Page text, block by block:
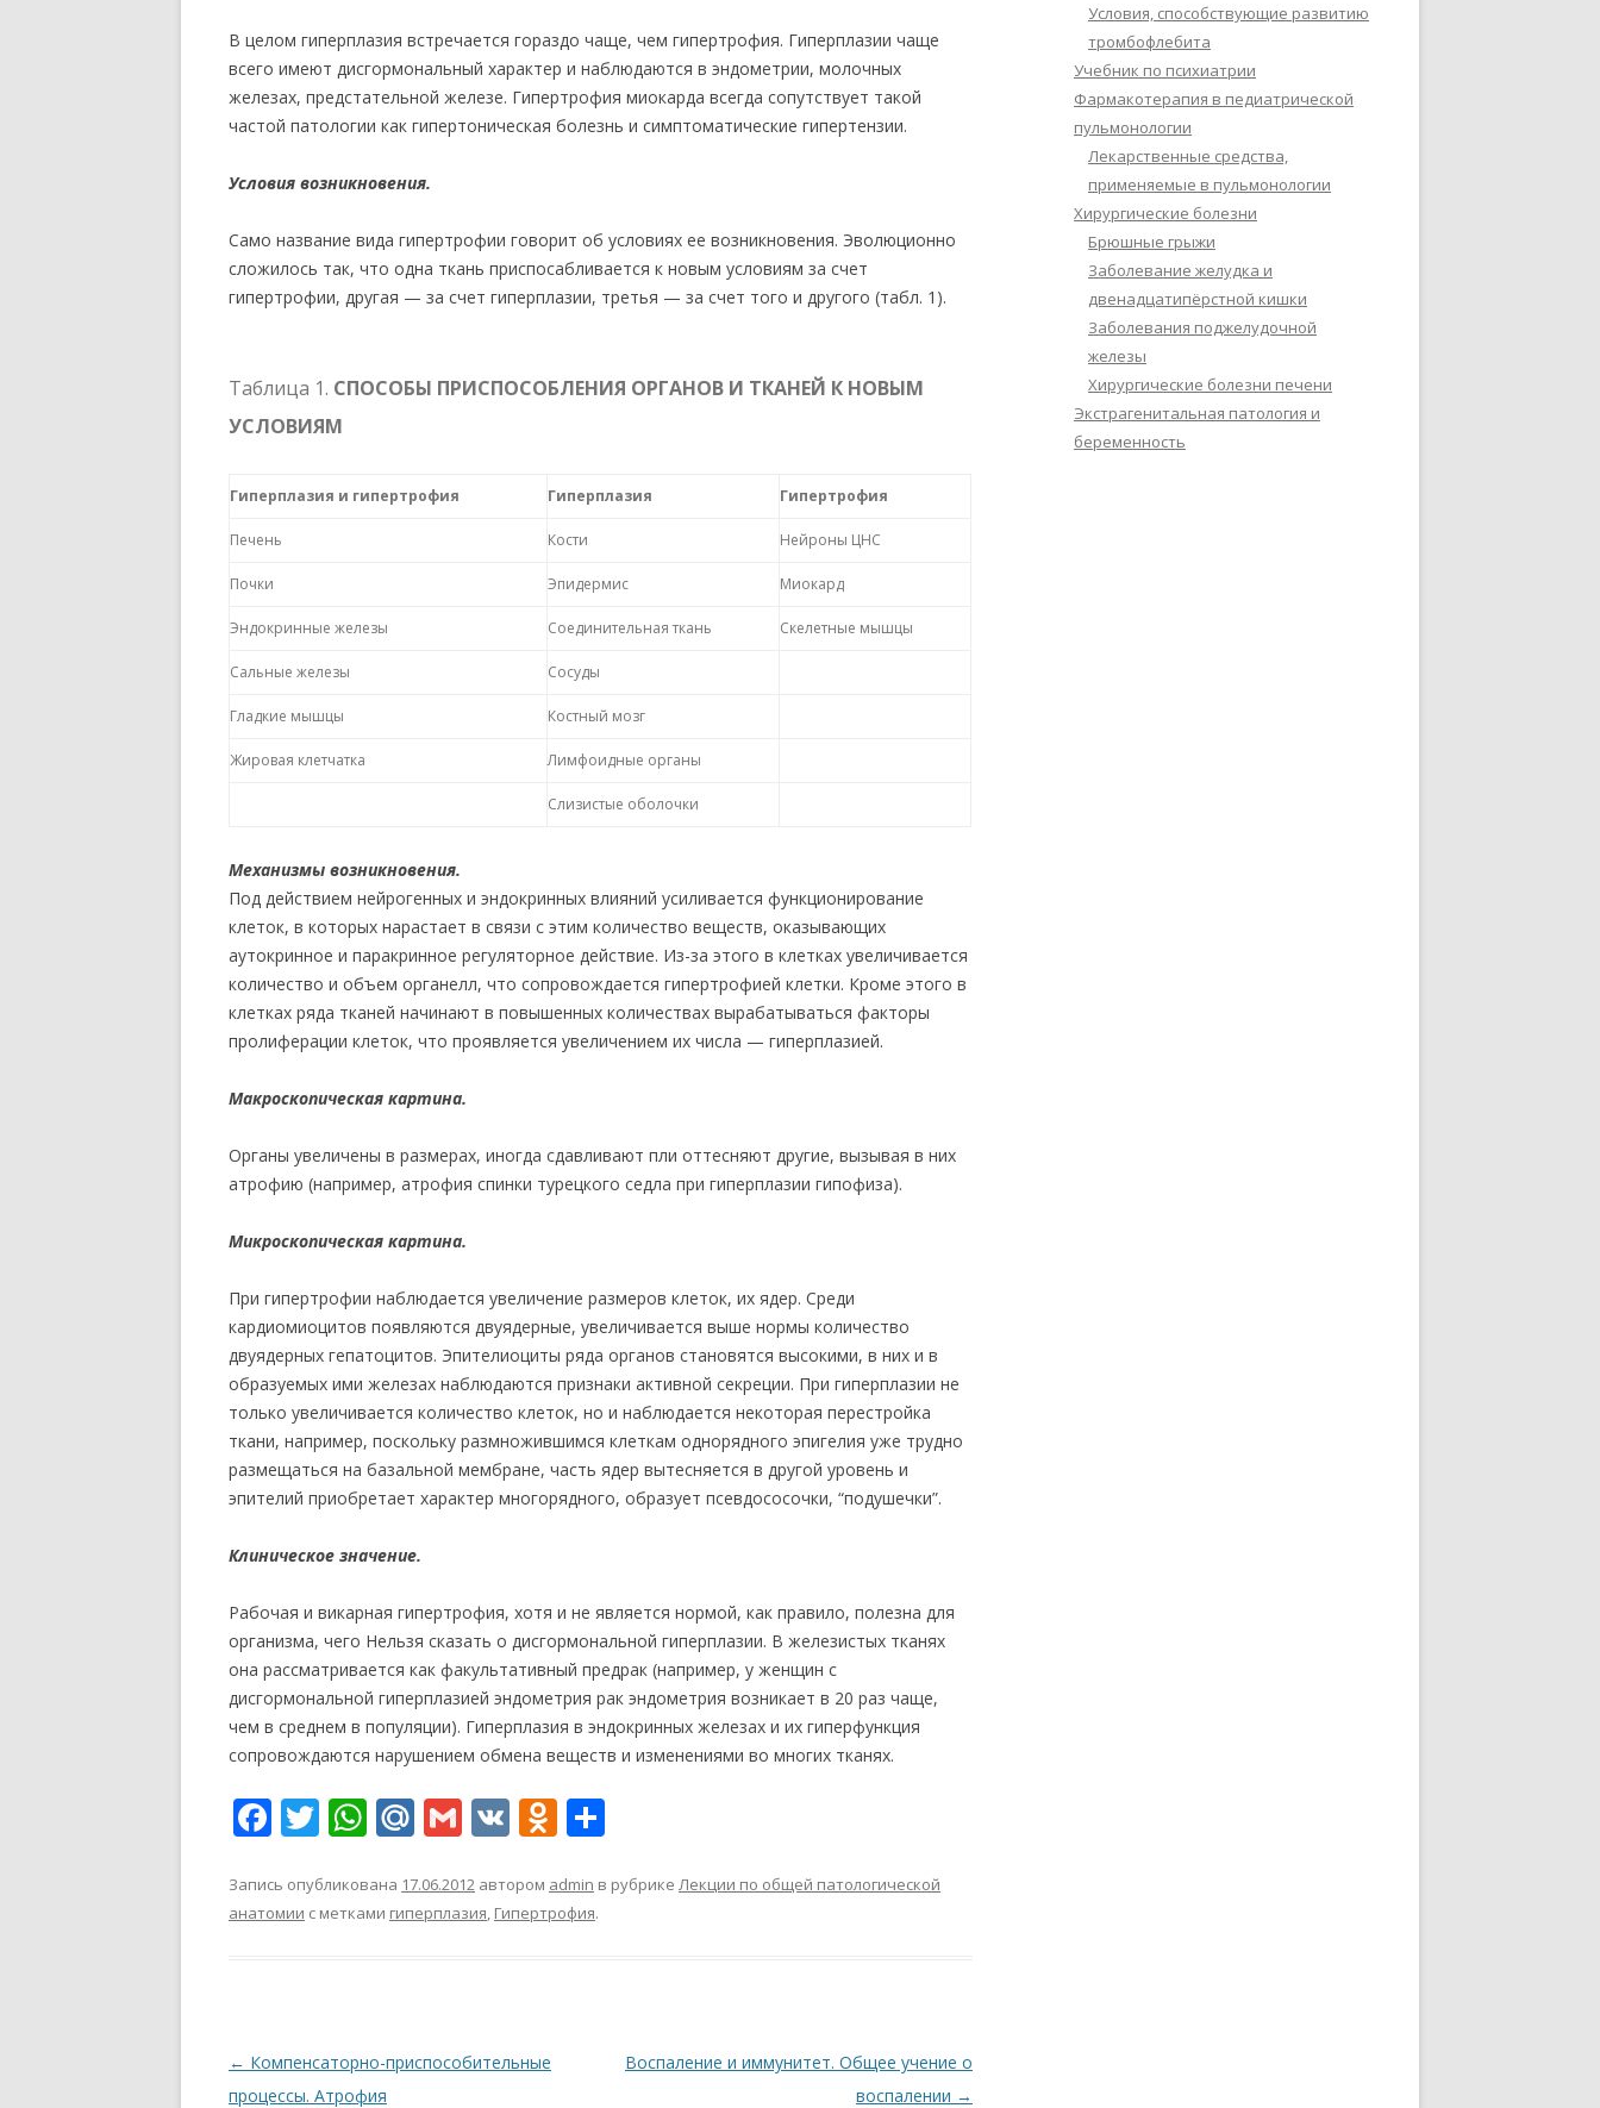
В целом гиперплазия встречается гораздо чаще, чем гипертрофия. Гиперплазии чаще
всего имеют дисгормональный характер и наблюдаются в эндометрии, молочных
железах, предстательной железе. Гипертрофия миокарда всегда сопутствует такой
частой патологии как гипертоническая болезнь и симптоматические гипертензии.
Условия возникновения.
Само название вида гипертрофии говорит об условиях ее возникновения. Эволюционно
сложилось так, что одна ткань приспосабливается к новым условиям за счет
гипертрофии, другая — за счет гиперплазии, третья — за счет того и другого (табл. 1).
Гиперплазия и гипертрофия Гиперплазия Гипертрофия
Таблица 1. СПОСОБЫ ПРИСПОСОБЛЕНИЯ ОРГАНОВ И ТКАНЕЙ К НОВЫМ
УСЛОВИЯМ
Печень Кости Нейроны ЦНС
Почки Эпидермис Миокард
Эндокринные железы Соединительная ткань Скелетные мышцы
Сальные железы Сосуды
Гладкие мышцы Костный мозг
Жировая клетчатка Лимфоидные органы
Слизистые оболочки
Механизмы возникновения.
Под действием нейрогенных и эндокринных влияний усиливается функционирование
клеток, в которых нарастает в связи с этим количество веществ, оказывающих
аутокринное и паракринное регуляторное действие. Из-за этого в клетках увеличивается
количество и объем органелл, что сопровождается гипертрофией клетки. Кроме этого в
клетках ряда тканей начинают в повышенных количествах вырабатываться факторы
пролиферации клеток, что проявляется увеличением их числа — гиперплазией.
Макроскопическая картина.
Органы увеличены в размерах, иногда сдавливают пли оттесняют другие, вызывая в них
атрофию (например, атрофия спинки турецкого седла при гиперплазии гипофиза).
Микроскопическая картина.
При гипертрофии наблюдается увеличение размеров клеток, их ядер. Среди
кардиомиоцитов появляются двуядерные, увеличивается выше нормы количество
двуядерных гепатоцитов. Эпителиоциты ряда органов становятся высокими, в них и в
образуемых ими железах наблюдаются признаки активной секреции. При гиперплазии не
только увеличивается количество клеток, но и наблюдается некоторая перестройка
ткани, например, поскольку размножившимся клеткам однорядного эпигелия уже трудно
размещаться на базальной мембране, часть ядер вытесняется в другой уровень и
эпителий приобретает характер многорядного, образует псевдососочки, “подушечки”.
Клиническое значение.
Рабочая и викарная гипертрофия, хотя и не является нормой, как правило, полезна для
организма, чего Нельзя сказать о дисгормональной гиперплазии. В железистых тканях
она рассматривается как факультативный предрак (например, у женщин с
дисгормональной гиперплазией эндометрия рак эндометрия возникает в 20 раз чаще,
чем в среднем в популяции). Гиперплазия в эндокринных железах и их гиперфункция
сопровождаются нарушением обмена веществ и изменениями во многих тканях.
F
e
b
k
T
itt
er
W
at
s
p
M
l.
R
G
ai
l
V O
n
o
п
и
Запись опубликована 17.06.2012 автором admin в рубрике Лекции по общей патологической
анатомии с метками гиперплазия, Гипертрофия.
Навигация
по
← Компенсаторно-приспособительные
процессы. Атрофия
Воспаление и иммунитет. Общее учение о
воспалении →
Условия, способствующие развитию
тромбофлебита
Учебник по психиатрии
Фармакотерапия в педиатрической
пульмонологии
Лекарственные средства,
применяемые в пульмонологии
Хирургические болезни
Брюшные грыжи
Заболевание желудка и
двенадцатипёрстной кишки
Заболевания поджелудочной
железы
Хирургические болезни печени
Экстрагенитальная патология и
беременность